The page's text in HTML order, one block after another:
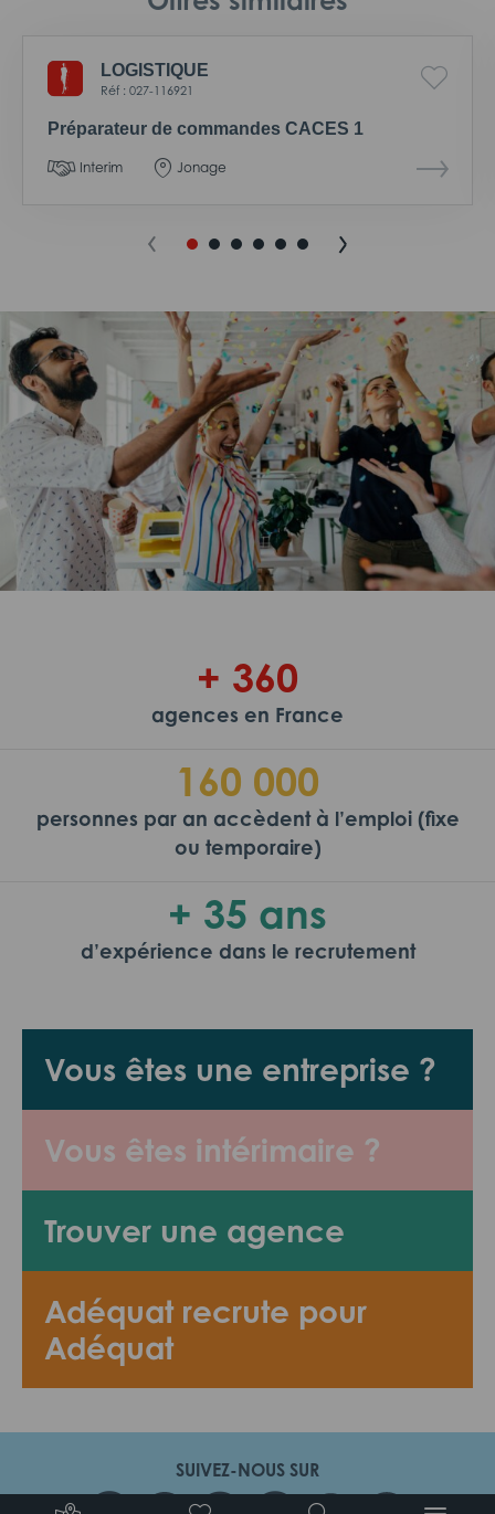
LOGISTIQUE
Réf : 027-116921
Préparateur de commandes CACES 1
Interim Jonage
Vous êtes une entreprise ?
Vous êtes intérimaire ?
Trouver une agence
Adéquat recrute pour
Adéquat
+ 360
agences en France
160 000
personnes par an accèdent à l’emploi (fixe
ou temporaire)
+ 35 ans
d’expérience dans le recrutement
SUIVEZ-NOUS SUR